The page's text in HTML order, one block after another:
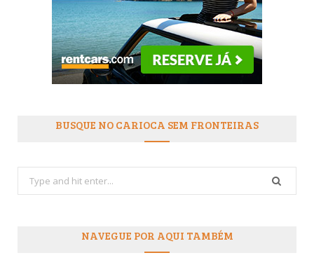
BUSQUE NO CARIOCA SEM FRONTEIRAS
for:
NAVEGUE POR AQUI TAMBÉM